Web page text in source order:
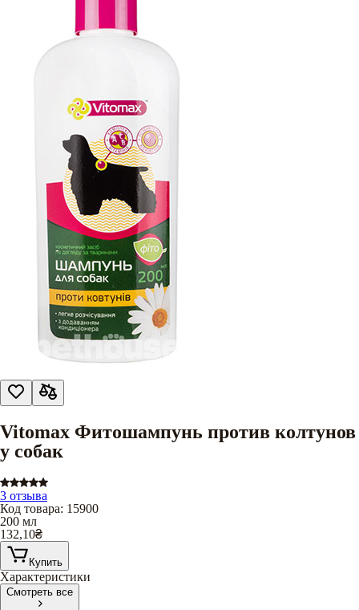
Vitomax Фитошампунь против колтунов
у собак
3 отзыва
Код товара: 15900
200 мл
132,10₴
Купить
Характеристики
Смотреть все